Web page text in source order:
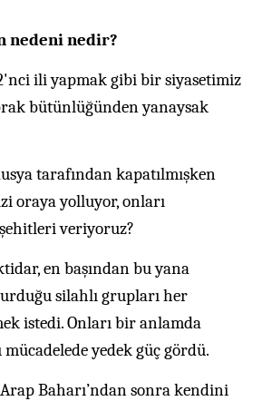
nedeni nedir?
ili yapmak gibi bir siyasetimiz
bütünlüğünden yanaysak
tarafından kapatılmışken
oraya yolluyor, onları
şehitleri veriyoruz?
en başından bu yana
silahlı grupları her
istedi. Onları bir anlamda
yedek güç gördü.
Baharı’ndan sonra kendini